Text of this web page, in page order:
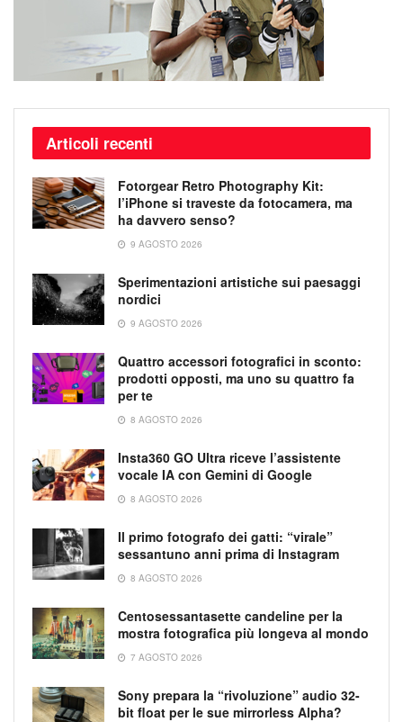
Articoli recenti
Fotorgear Retro Photography Kit:
l’iPhone si traveste da fotocamera, ma
ha davvero senso?
9 AGOSTO 2026
Sperimentazioni artistiche sui paesaggi
nordici
9 AGOSTO 2026
Quattro accessori fotografici in sconto:
prodotti opposti, ma uno su quattro fa
per te
8 AGOSTO 2026
Insta360 GO Ultra riceve l’assistente
vocale IA con Gemini di Google
8 AGOSTO 2026
Il primo fotografo dei gatti: “virale”
sessantuno anni prima di Instagram
8 AGOSTO 2026
Centosessantasette candeline per la
mostra fotografica più longeva al mondo
7 AGOSTO 2026
Sony prepara la “rivoluzione” audio 32-
bit float per le sue mirrorless Alpha?